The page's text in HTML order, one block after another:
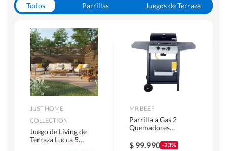
Todos Parrillas
Juegos de Terraza
JUST HOME
COLLECTION
Juego de Living de
Terraza Lucca 5
MR BEEF
Parrilla a Gas 2
Quemadores
$ 99.990 -23%